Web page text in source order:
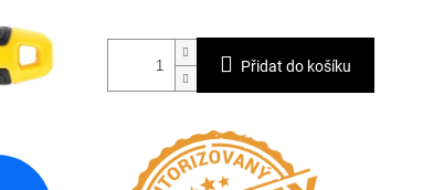
Přidat do košíku